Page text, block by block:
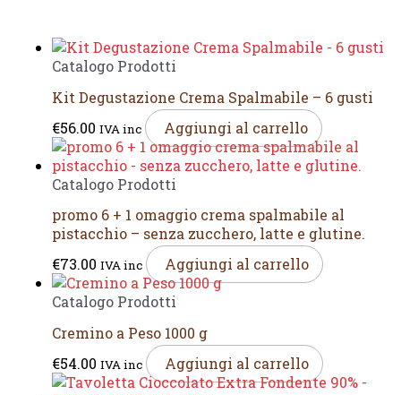
Catalogo Prodotti
Kit Degustazione Crema Spalmabile – 6 gusti
€56.00 IVA inc Aggiungi al carrello
Catalogo Prodotti
promo 6 + 1 omaggio crema spalmabile al
pistacchio – senza zucchero, latte e glutine.
€73.00 IVA inc
Aggiungi al carrello
Catalogo Prodotti
Cremino a Peso 1000 g
€54.00 IVA inc Aggiungi al carrello